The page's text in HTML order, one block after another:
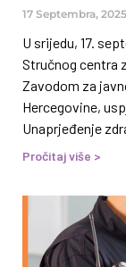
17 Septembra, 2025
U srijedu, 17.
Stručnog centra
Zavodom za
Hercegovine,
Unaprjeđenje
Događaj je
javnog
ovisnosti, te
institucija. Cilj
ulaganja u
Pročitaj više >